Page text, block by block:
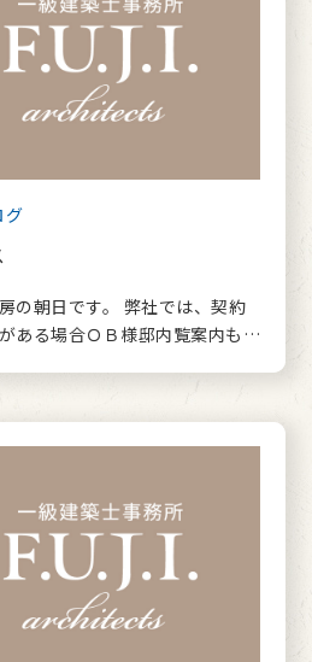
グ
の朝日です。 弊社では、契約
ある場合ＯＢ様邸内覧案内も…